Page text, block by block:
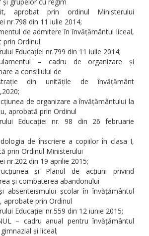
aprobat prin ordinul Ministerului
nr.798 din 11 iulie 2014;
de admitere în învățământul liceal,
prin Ordinul
Educației nr.799 din 11 iulie 2014;
– cadru de organizare și
a consiliului de
din unitățile de învățământ
de organizare a învățământului la
aprobată prin Ordinul
Educației nr. 98 din 26 februarie
de înscriere a copiilor în clasa I,
prin Ordinul Ministerului
nr.202 din 19 aprilie 2015;
și Planul de acțiuni privind
și combaterea abandonului
absenteismului școlar în învățământul
aprobate prin Ordinul
Educației nr.559 din 12 iunie 2015;
– cadru anual pentru învățământul
și liceal;